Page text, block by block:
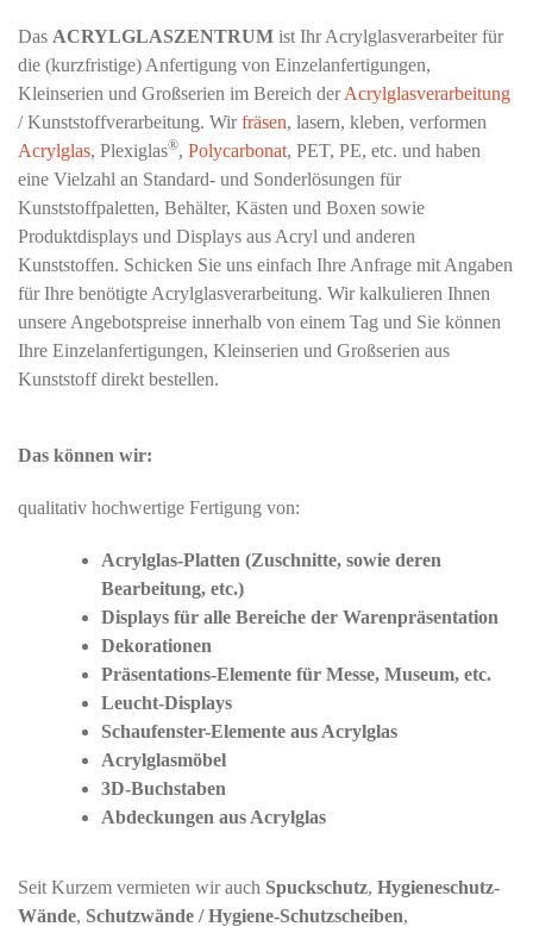
Das ACRYLGLASZENTRUM ist Ihr Acrylglasverarbeiter für
die (kurzfristige) Anfertigung von Einzelanfertigungen,
Kleinserien und Großserien im Bereich derAcrylglasverarbeitung
/ Kunststoffverarbeitung. Wirfräsen, lasern, kleben, verformen
Acrylglas, Plexiglas®, Polycarbonat, PET, PE, etc. und haben
eine Vielzahl an Standard- und Sonderlösungen für
Kunststoffpaletten, Behälter, Kästen und Boxen sowie
Produktdisplays und Displays aus Acryl und anderen
Kunststoffen. Schicken Sie uns einfach Ihre Anfrage mit Angaben
für Ihre benötigte Acrylglasverarbeitung. Wir kalkulieren Ihnen
unsere Angebotspreise innerhalb von einem Tag und Sie können
Ihre Einzelanfertigungen, Kleinserien und Großserien aus
Kunststoff direkt bestellen.
Das können wir:
qualitativ hochwertige Fertigung von:
Acrylglas-Platten (Zuschnitte, sowie deren
Bearbeitung, etc.)
Displays für alle Bereiche der Warenpräsentation
Dekorationen
Präsentations-Elemente für Messe, Museum, etc.
Leucht-Displays
Schaufenster-Elemente aus Acrylglas
Acrylglasmöbel
3D-Buchstaben
Abdeckungen aus Acrylglas
Seit Kurzem vermieten wir auch Spuckschutz, Hygieneschutz-
Wände, Schutzwände / Hygiene-Schutzscheiben,